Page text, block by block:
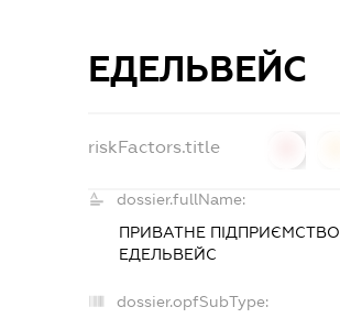
ЕДЕЛЬВЕЙС
riskFactors.title
dossier.fullName:
ПРИВАТНЕ ПІДПРИЄМСТВО
ЕДЕЛЬВЕЙС
dossier.opfSubType: